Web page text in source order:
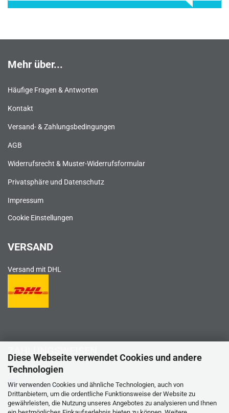
Diese Webseite verwendet Cookies und andere
Technologien
Wir verwenden Cookies und ähnliche Technologien, auch von
Drittanbietern, um die ordentliche Funktionsweise der Website zu
gewährleisten, die Nutzung unseres Angebotes zu analysieren und Ihnen
Mehr über...
Häufige Fragen & Antworten
Kontakt
Versand- & Zahlungsbedingungen
AGB
Widerrufsrecht & Muster-Widerrufsformular
Privatsphäre und Datenschutz
Impressum
Cookie Einstellungen
VERSAND
Versand mit DHL
ZAHLUNGSWEISEN
PayPal